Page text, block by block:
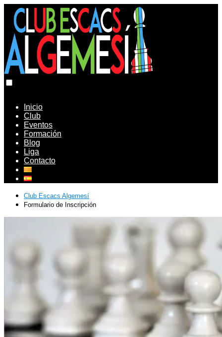
Inicio
Club
Eventos
Formación
Blog
Liga
Contacto
Club Escacs Algemesí
Formulario de Inscripción